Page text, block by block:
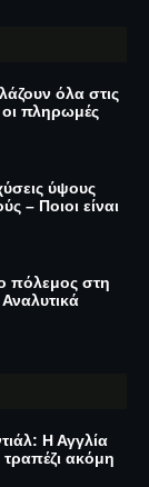
όλα στις
οι πληρωμές
ύψους
– Ποιοι είναι
πόλεμος στη
Η Αγγλία
τραπέζι ακόμη